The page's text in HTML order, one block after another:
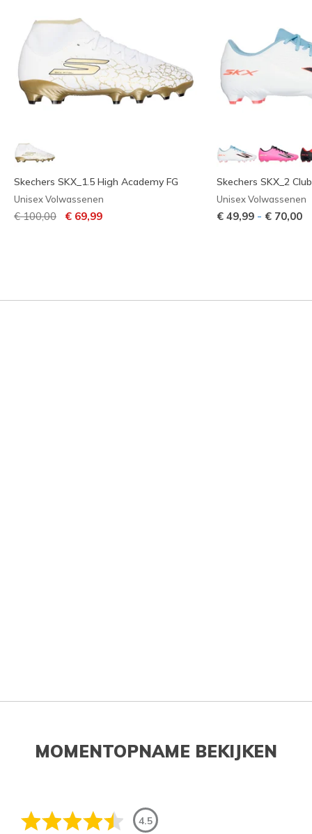
Skechers SKX_1.5 High Academy FG
Unisex Volwassenen
Prijs verlaagd van
€ 100,00 naar
€ 69,99
Skechers SKX_2
Unisex Volwassenen
€ 49,99 - € 70,00
MOMENTOPNAME BEKIJKEN
4.5